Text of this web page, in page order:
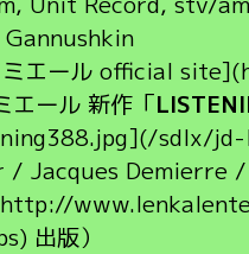
ミエール official
エール 新作「
sdlx/jd-
Jacques Demierre /
出版）